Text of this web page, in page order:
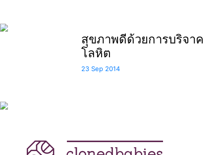
สุขภาพดีด้วยการบริจาค
โลหิต
23 Sep 2014